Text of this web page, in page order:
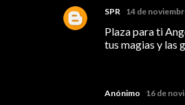
SPR 14 de
Plaza para ti
tus magias y las
Anónimo 16 de